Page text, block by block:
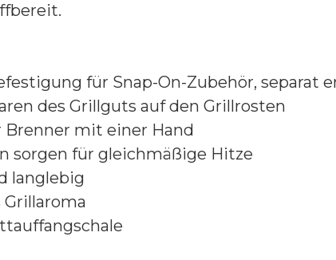
für Snap-On-Zubehör, separat
des Grillguts auf den Grillrosten
Brenner mit einer Hand
sorgen für gleichmäßige Hitze
langlebig
Grillaroma